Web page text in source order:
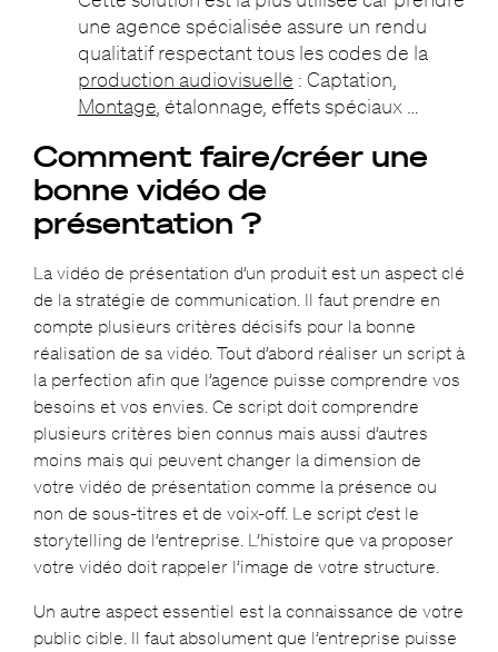
une agence spécialisée assure un rendu
qualitatif respectant tous les codes de la
production audiovisuelle : Captation,
Montage, étalonnage, effets spéciaux …
Comment faire/créer une
bonne vidéo de
présentation ?
La vidéo de présentation d’un produit est un aspect clé
de la stratégie de communication. Il faut prendre en
compte plusieurs critères décisifs pour la bonne
réalisation de sa vidéo. Tout d’abord réaliser un script à
la perfection afin que l’agence puisse comprendre vos
besoins et vos envies. Ce script doit comprendre
plusieurs critères bien connus mais aussi d’autres
moins mais qui peuvent changer la dimension de
votre vidéo de présentation comme la présence ou
non de sous-titres et de voix-off.Le script c’est le
storytelling de l’entreprise. L’histoire que va proposer
votre vidéo doit rappeler l’image de votre structure.
Un autre aspect essentiel est la connaissance de votre
public cible. Il faut absolument que l’entreprise puisse